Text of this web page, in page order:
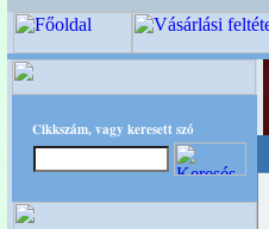
Cikkszám, vagy keresett szó